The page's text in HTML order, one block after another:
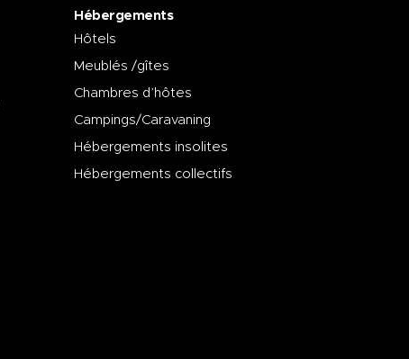
Hébergements
Hôtels
Meublés /gîtes
Chambres d’hôtes
Campings/Caravaning
Hébergements insolites
Hébergements collectifs